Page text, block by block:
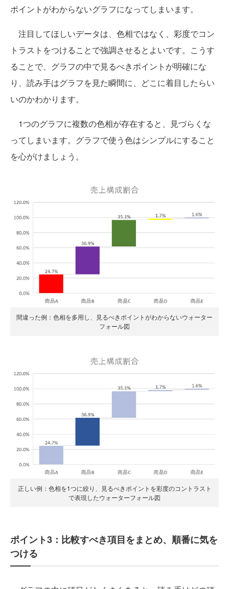
ポイントがわからないグラフになってしまいます。
注目してほしいデータは、色相ではなく、彩度でコン
トラストをつけることで強調させるとよいです。こうす
ることで、グラフの中で見るべきポイントが明確にな
り、読み手はグラフを見た瞬間に、どこに着目したらい
いのかわかります。
1つのグラフに複数の色相が存在すると、見づらくな
ってしまいます。グラフで使う色はシンプルにすること
を心がけましょう。
間違った例：色相を多用し、見るべきポイントがわからないウォーター
フォール図
正しい例：色相を1つに絞り、見るべきポイントを彩度のコントラスト
で表現したウォーターフォール図
ポイント3：比較すべき項目をまとめ、順番に気を
つける